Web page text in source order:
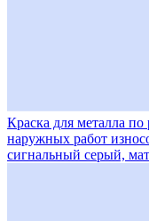
Краска для металла
наружных работ
сигнальный серый,